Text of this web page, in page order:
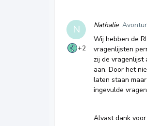
N
+2
Nathalie
Wij hebben de
vragenlijsten
zij de vragenlijst
aan. Door het
laten staan
ingevulde
Alvast dank